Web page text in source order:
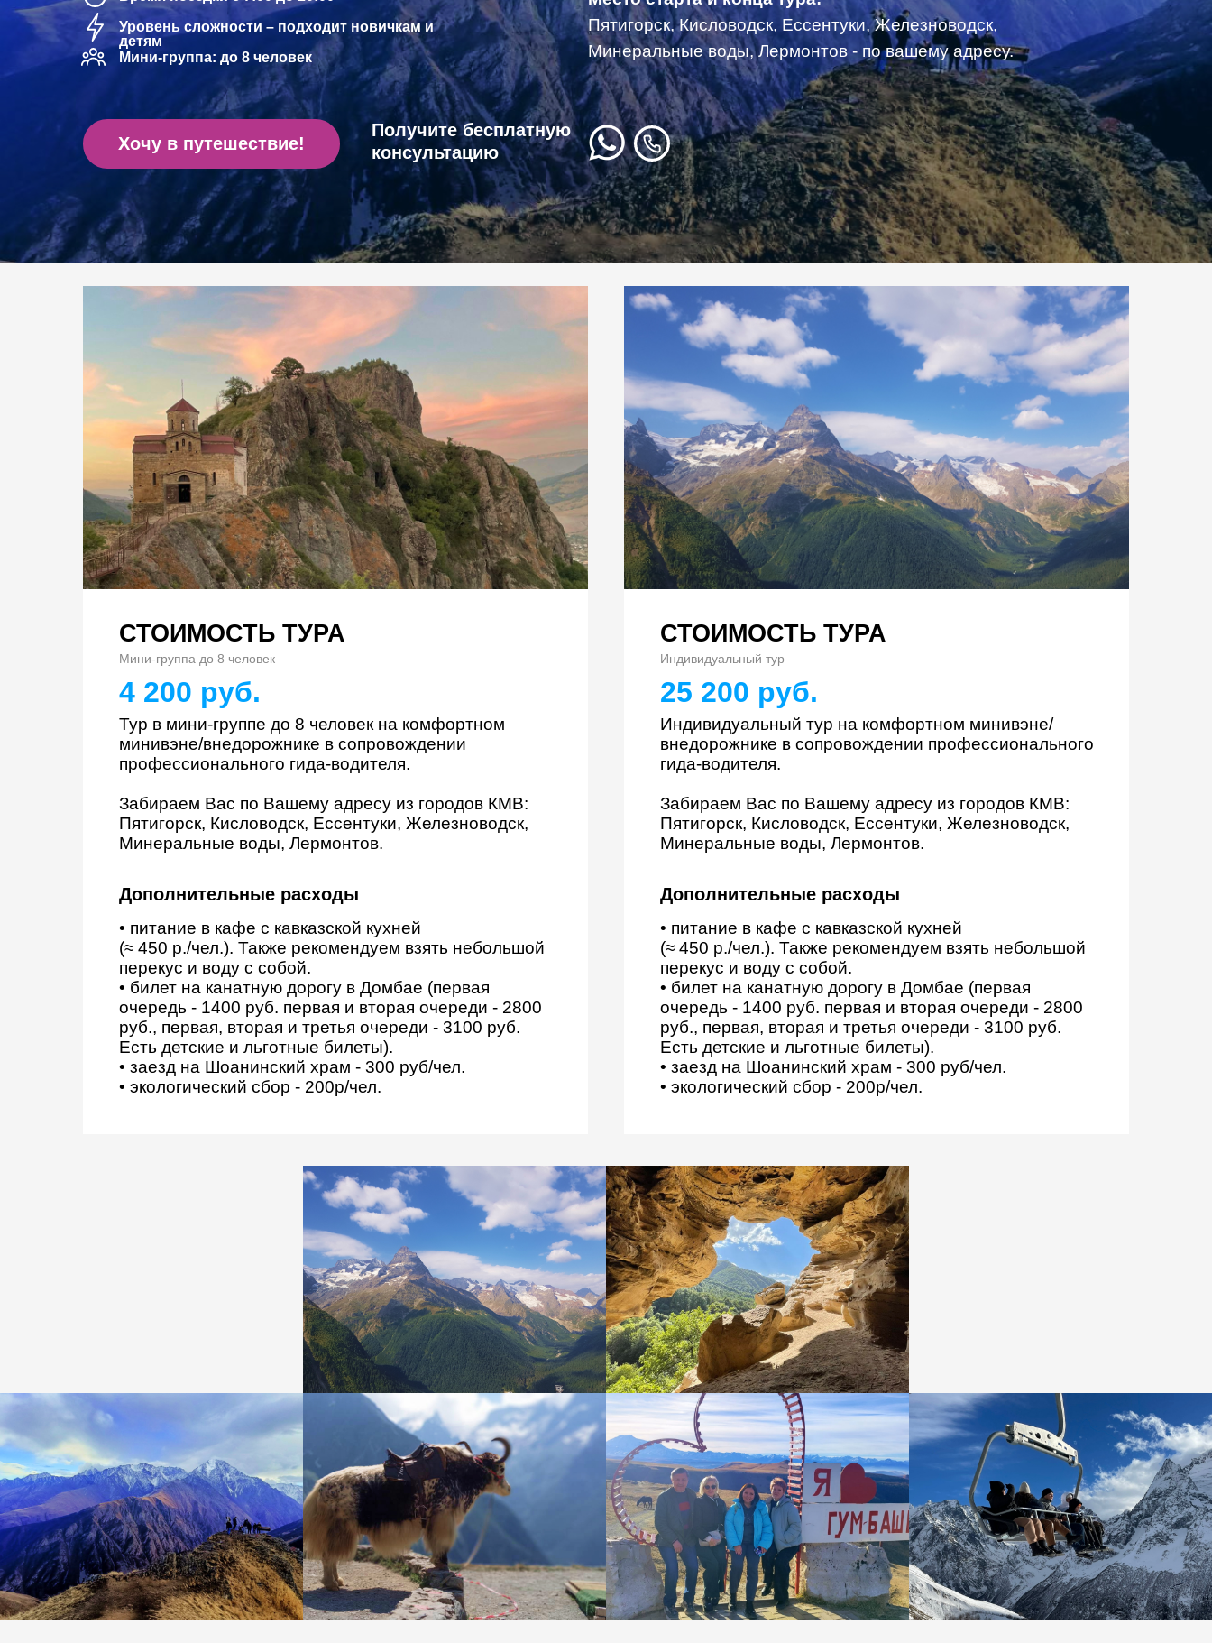
Получите бесплатную
консультацию
Хочу в путешествие!
Мини-группа: до 8 человек
Уровень сложности – подходит новичкам и
детям
Пятигорск, Кисловодск, Ессентуки, Железноводск,
Минеральные воды, Лермонтов - по вашему адресу.
СТОИМОСТЬ ТУРА
Мини-группа до 8 человек
4 200 руб.
Тур в мини-группе до 8 человек на комфортном
минивэне/внедорожнике в сопровождении
профессионального гида-водителя.
Забираем Вас по Вашему адресу из городов КМВ:
Пятигорск, Кисловодск, Ессентуки, Железноводск,
Минеральные воды, Лермонтов.
• питание в кафе с кавказской кухней
(≈ 450 р./чел.). Также рекомендуем взять небольшой
перекус и воду с собой.
• билет на канатную дорогу в Домбае (первая
очередь - 1400 руб. первая и вторая очереди - 2800
руб., первая, вторая и третья очереди - 3100 руб.
Есть детские и льготные билеты).
• заезд на Шоанинский храм - 300 руб/чел.
• экологический сбор - 200р/чел.
Дополнительные расходы
СТОИМОСТЬ ТУРА
Индивидуальный тур
25 200 руб.
Индивидуальный тур на комфортном минивэне/
внедорожнике в сопровождении профессионального
гида-водителя.
Забираем Вас по Вашему адресу из городов КМВ:
Пятигорск, Кисловодск, Ессентуки, Железноводск,
Минеральные воды, Лермонтов.
Дополнительные расходы
• питание в кафе с кавказской кухней
(≈ 450 р./чел.). Также рекомендуем взять небольшой
перекус и воду с собой.
• билет на канатную дорогу в Домбае (первая
очередь - 1400 руб. первая и вторая очереди - 2800
руб., первая, вторая и третья очереди - 3100 руб.
Есть детские и льготные билеты).
• заезд на Шоанинский храм - 300 руб/чел.
• экологический сбор - 200р/чел.